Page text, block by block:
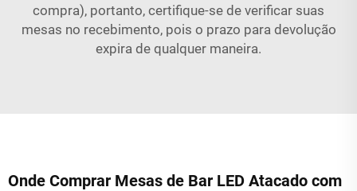
compra), portanto, certifique-se de verificar suas
mesas no recebimento, pois o prazo para devolução
expira de qualquer maneira.
Onde Comprar Mesas de Bar LED Atacado com